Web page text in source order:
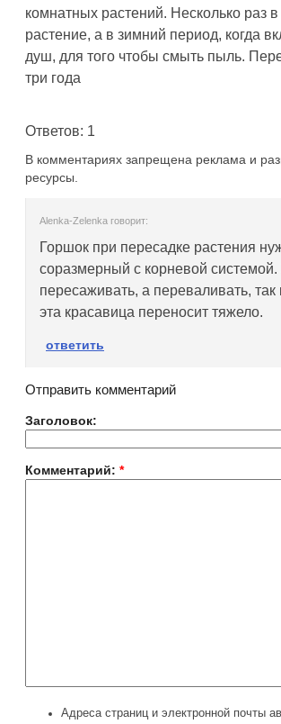
комнатных растений. Несколько раз
растение, а в зимний период, когда
душ, для того чтобы смыть пыль.
три года
Ответов: 1
В комментариях запрещена реклама и
ресурсы.
Alenka-Zelenka говорит:
Горшок при пересадке растения
соразмерный с корневой
пересаживать, а переваливать,
эта красавица переносит тяжело.
ответить
Отправить комментарий
Заголовок:
Комментарий: *
Адреса страниц и электронной почты